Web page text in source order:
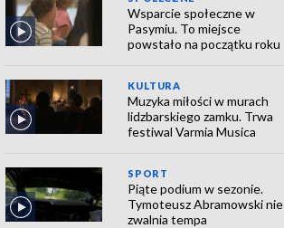
Wsparcie społeczne w
Pasymiu. To miejsce
powstało na początku roku
KULTURA
Muzyka miłości w murach
lidzbarskiego zamku. Trwa
festiwal Varmia Musica
SPORT
Piąte podium w sezonie.
Tymoteusz Abramowski nie
zwalnia tempa